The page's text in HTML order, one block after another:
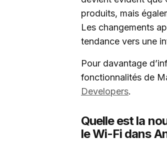
produits, mais
Les changements
tendance vers une
Pour davantage
fonctionnalités de
Developers.
Quelle est la
le Wi-Fi dans